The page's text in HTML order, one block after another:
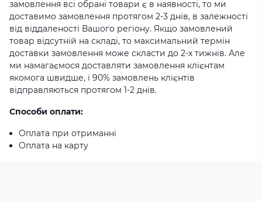
замовлення всі обрані товари є в наявності, то ми
доставимо замовлення протягом 2-3 днів, в залежності
від віддаленості Вашого регіону. Якщо замовлений
товар відсутній на складі, то максимальний термін
доставки замовлення може скласти до 2-х тижнів. Але
ми намагаємося доставляти замовлення клієнтам
якомога швидше, і 90% замовлень клієнтів
відправляються протягом 1-2 днів.
Способи оплати:
Оплата при отриманні
Оплата на карту